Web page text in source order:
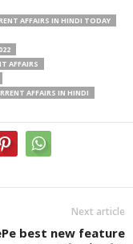
AFFAIRS IN HINDI TODAY
AFFAIRS
AFFAIRS IN HINDI
Next article
best new feature